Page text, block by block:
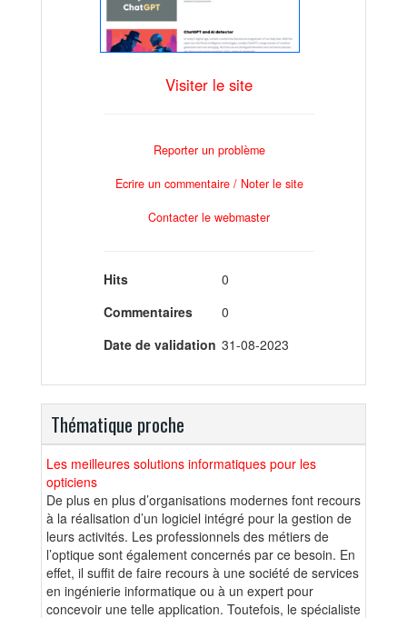
Visiter le site
Reporter un problème
Ecrire un commentaire / Noter le site
Contacter le webmaster
Hits
0
Commentaires
0
Date de validation 31-08-2023
Thématique proche
Les meilleures solutions informatiques pour les
opticiens
De plus en plus d’organisations modernes font recours
à la réalisation d’un logiciel intégré pour la gestion de
leurs activités. Les professionnels des métiers de
l’optique sont également concernés par ce besoin. En
effet, il suffit de faire recours à une société de services
en ingénierie informatique ou à un expert pour
concevoir une telle application. Toutefois, le spécialiste